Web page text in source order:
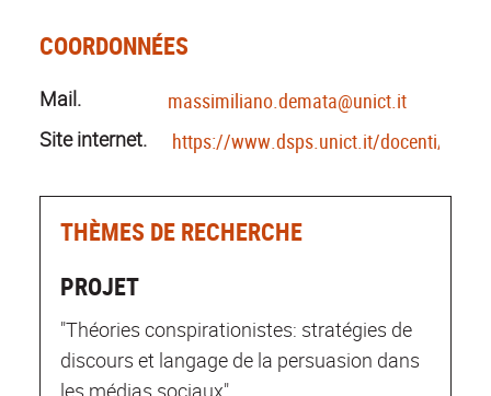
COORDONNÉES
Mail.
massimiliano.demata@unict.it
Site internet.
https://www.dsps.unict.it/docenti/
THÈMES DE RECHERCHE
PROJET
"Théories conspirationistes: stratégies de
discours et langage de la persuasion dans
les médias sociaux"